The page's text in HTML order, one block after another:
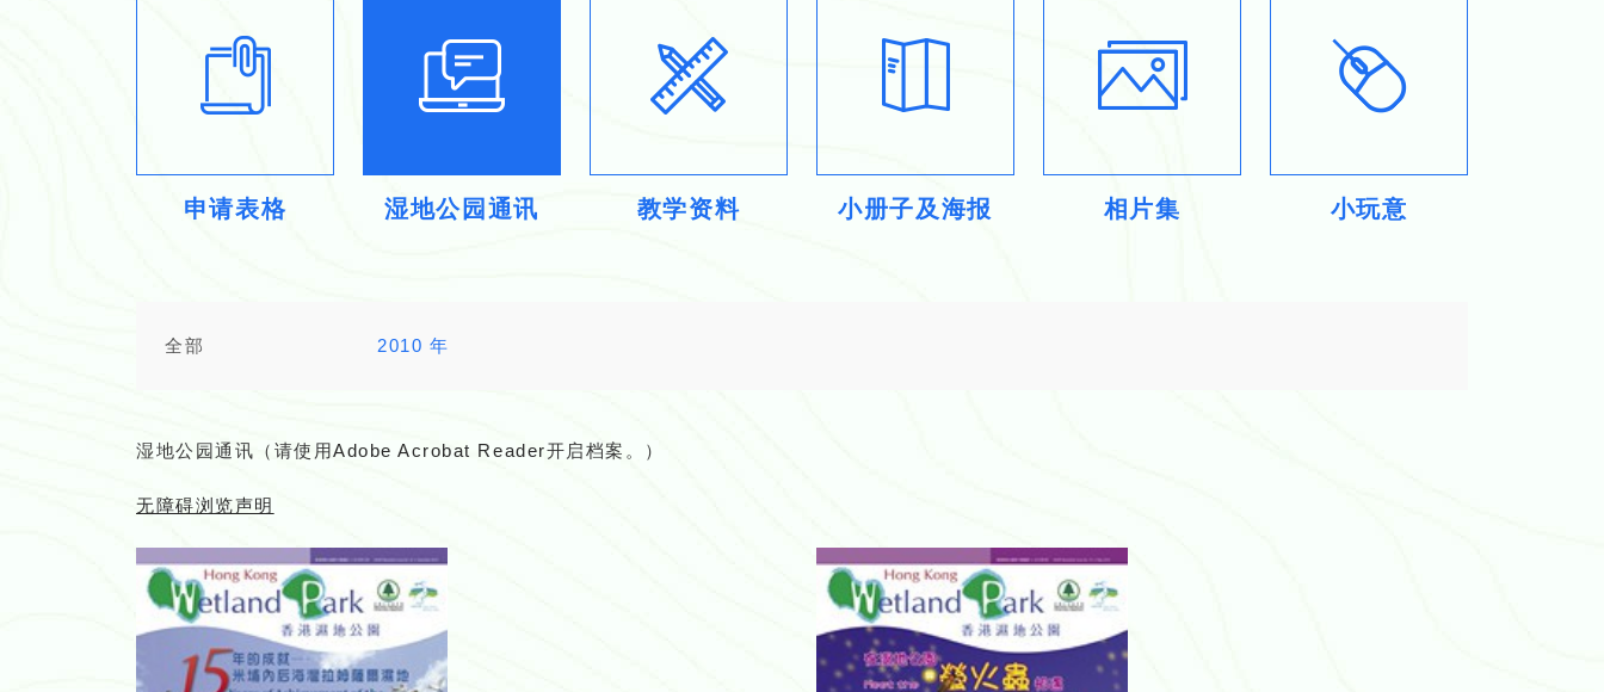
申请表格 湿地公园通讯 教学资料 小册子及海报 相片集 小玩意
全部 2010 年
湿地公园通讯（请使用Adobe Acrobat Reader开启档案。）
无障碍浏览声明